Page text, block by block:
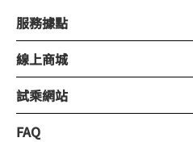
服務據點
線上商城
試乘網站
FAQ